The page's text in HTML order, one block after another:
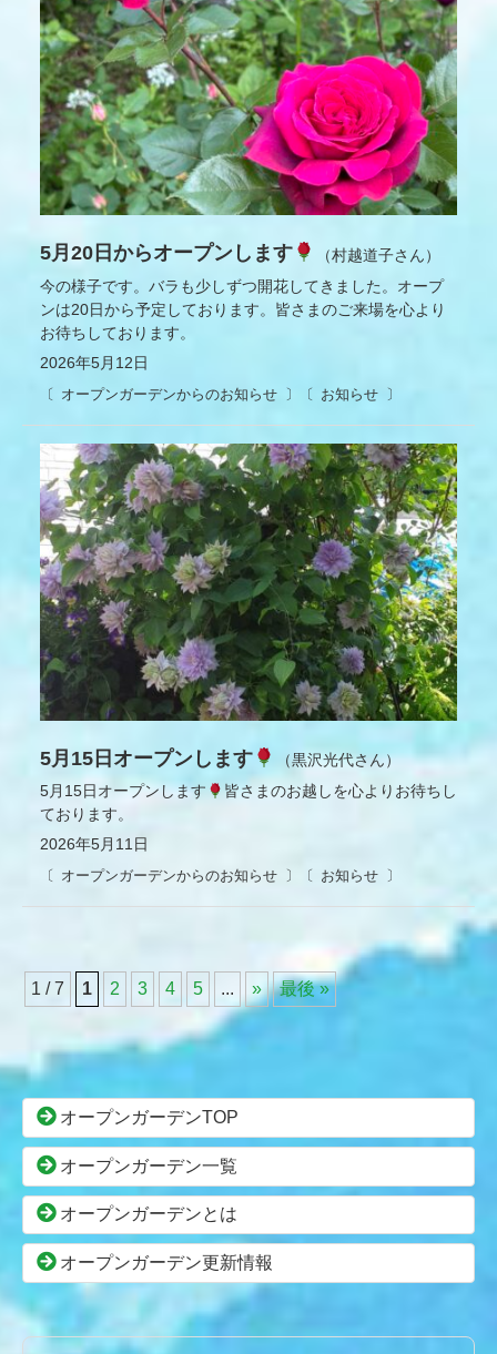
2026年5月12日
オープンガーデンからのお知らせ お知らせ
5月20日からオープンします
（村越道子さん）
今の様子です。バラも少しずつ開花してきました。オープ
ンは20日から予定しております。皆さまのご来場を心より
お待ちしております。
2026年5月11日
オープンガーデンからのお知らせ お知らせ
5月15日オープンします
（黒沢光代さん）
5月15日オープンします
皆さまのお越しを心よりお待ちし
ております。
1 / 7 1 2 3 4 5 ... »
最後 »
テ
ン
本
文
先
へ
戻
る
ジ
の
頭
へ
る
オープンガーデンTOP
オープンガーデン一覧
オープンガーデンとは
オープンガーデン更新情報